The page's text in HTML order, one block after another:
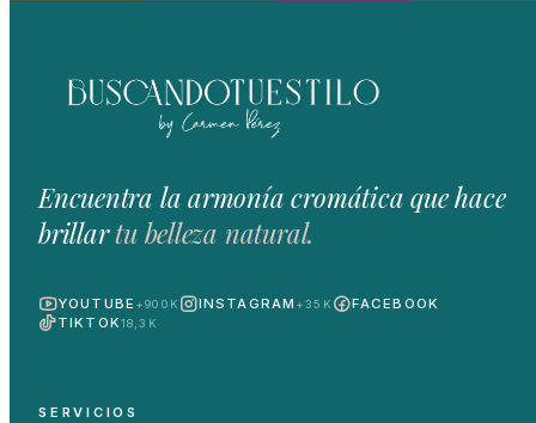
Encuentra la armonía cromática que hace
brillartu belleza natural.
YOUTUBE +900K INSTAGRAM +35K
FACEBOOK
TIKTOK18,3K
SERVICIOS